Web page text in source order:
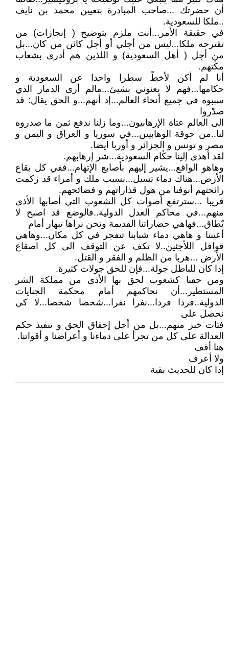
أن حضرتك ...صاحب المبادرة بتعيين محمد بن نايف
..ملكا للسعودية.
في حقيقة الأمر...أنت ملزم بتوضيح ( إنجازات) من
تقترحه ملكا...ليس من أجلي أو أجل كائن من كان...بل
من أجل ( أهل السعودية) و اللذين هم أدرى بشعاب
مكًتهم.
أنا لم أكن لأخطً سطرا واحدا عن السعودية و
حكامها...فهم لا يعنوني بشيئ...مالم أرى الدمار الذي
سببوه في جميع أنحاء العالم...إذ أنهم...و الحق يقال: قد
صدًروا
الى العالم عتاة الإرهابيون...وما زلنا ندفع ثمن ما صدروه
لنا..من جوقة الوهابيين...في سوريا و العراق و اليمن و
مصر و تونس و الجزائر و أوربا ايضا.
لقد أهدى إلينا حكًام السعودية...شر إرهابهم.
وهاهو الواقع...يشير إليهم بأصابع الإتهام...ففي كل بقاع
الأرض...هناك دماء تسيل...بسبب ملك و أمراء قد زكمت
رائحتهم أنوفنا من هول قذاراتهم و فضائحهم.
قريبا ...سترتفع أصوات كل الشعوب التي أصابها الأذى
منهم...في محاكم العدل الدولية..فالوضع قد اصبح لا
يٌطاق...فهاهي حضاراتنا القديمة ونحن نراها تنهار أمام
أعيننا و هاهي دماء شبابنا تتفجر في كل مكان...وهاهي
قوافل اللأجئين..لا تكف عن التوقف الى كل اصقاع
الأرض ...هربا من الظلم و الفقر و القتل.
إذا كان للباطل جولة...فإن للحق جولات كثيرة.
ومن حقنا كشعوب لحق بها الأذى من مملكة الشر
المستطير...أن نحاكمهم أمام محكمة الجنايات
الدولية..فردا فردا...نفرا نفرا...شخصا شخصا...لا كي
نحصل على
فتات خبز منهم...بل من أجل إحقاق الحق و تنفيذ حكم
العدالة على كل من تجرأ على دماءنا و أعراضنا و أقواتنا.
هنا أقف
ولا أعرف
إذا كان للحديث بقية